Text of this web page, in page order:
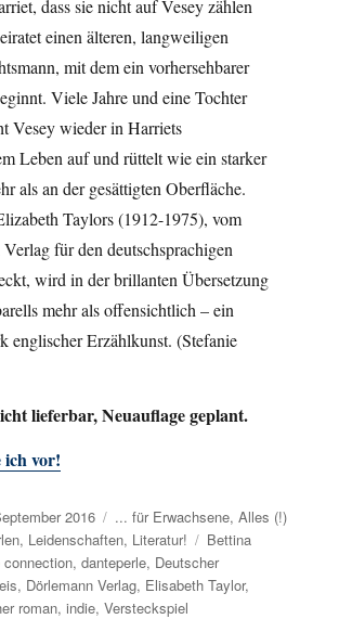
dass sie nicht auf Vesey zählen
einen älteren, langweiligen
mit dem ein vorhersehbarer
Viele Jahre und eine Tochter
Vesey wieder in Harriets
Leben auf und rüttelt wie ein starker
als an der gesättigten Oberfläche.
Taylors (1912-1975), vom
für den deutschsprachigen
wird in der brillanten Übersetzung
mehr als offensichtlich – ein
englischer Erzählkunst. (Stefanie
lieferbar, Neuauflage geplant.
ich vor!
2016 Kategorien
... für Erwachsene,Alles (!)
, Leidenschaften, Literatur! Schlagwörter
Bettina
connection,danteperle, Deutscher
, Dörlemann Verlag, Elisabeth Taylor,
roman,indie,Versteckspiel